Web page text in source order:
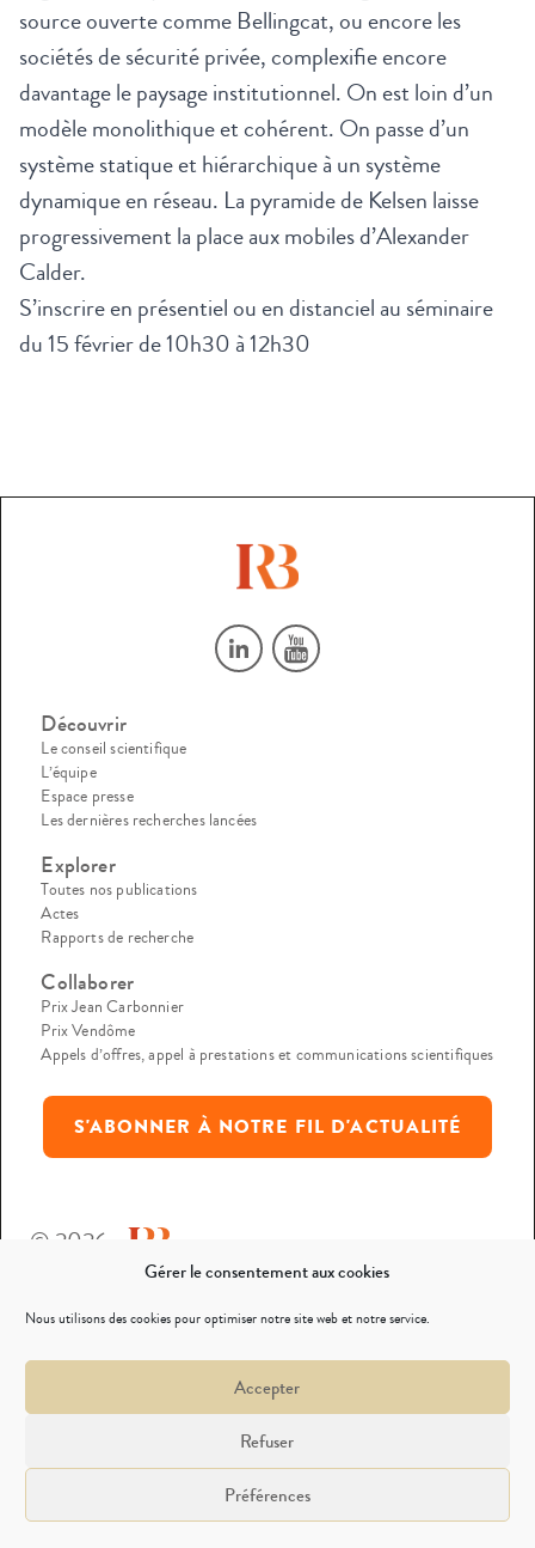
Gérer le consentement aux cookies
Nous utilisons des cookies pour optimiser notre site web et notre service.
Accepter
Refuser
Préférences
source ouverte comme Bellingcat, ou encore les
sociétés de sécurité privée, complexifie encore
davantage le paysage institutionnel. On est loin d’un
modèle monolithique et cohérent. On passe d’un
système statique et hiérarchique à un système
dynamique en réseau. La pyramide de Kelsen laisse
progressivement la place aux mobiles d’Alexander
Calder.
S’inscrire en présentiel ou en distanciel au séminaire
du 15 février de 10h30 à 12h30
Découvrir
Le conseil scientifique
L’équipe
Espace presse
Les dernières recherches lancées
Explorer
Toutes nos publications
Actes
Rapports de recherche
Collaborer
Prix Jean Carbonnier
Prix Vendôme
Appels d’offres, appel à prestations et communications scientifiques
S'ABONNER À NOTRE FIL D'ACTUALITÉ
© 2026